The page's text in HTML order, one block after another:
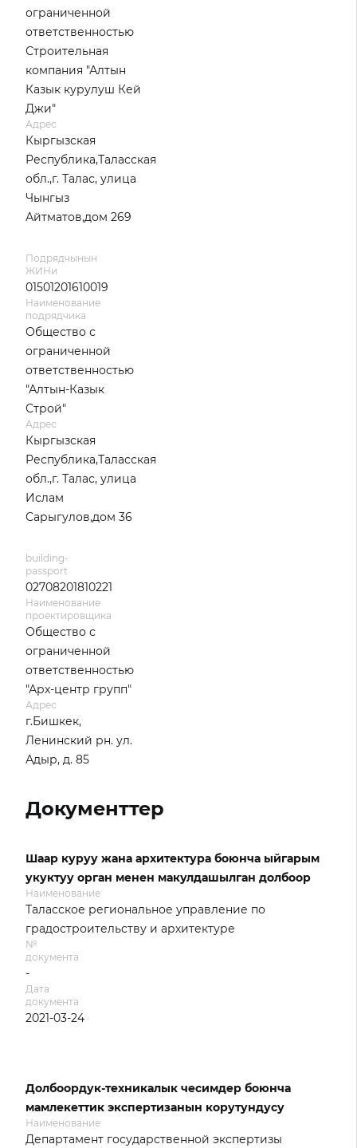
ограниченной
ответственностью
Строительная
компания "Алтын
Казык курулуш Кей
Джи"
Адрес
Кыргызская
Республика,Таласская
обл.,г. Талас, улица
Чынгыз
Айтматов,дом 269
Подрядчынын
ЖИНи
01501201610019
Наименование
подрядчика
Общество с
ограниченной
ответственностью
"Алтын-Казык
Строй"
Адрес
Кыргызская
Республика,Таласская
обл.,г. Талас, улица
Ислам
Сарыгулов,дом 36
building-
passport
02708201810221
Наименование
проектировщика
Общество с
ограниченной
ответственностью
"Арх-центр групп"
Адрес
г.Бишкек,
Ленинский рн. ул.
Адыр, д. 85
Документтер
Шаар куруу жана архитектура боюнча ыйгарым
укуктуу орган менен макулдашылган долбоор
Наименование
Таласское региональное управление по
градостроительству и архитектуре
№
документа
-
Дата
документа
2021-03-24
Долбоордук-техникалык чесимдер боюнча
мамлекеттик экспертизанын корутундусу
Наименование
Департамент государственной экспертизы